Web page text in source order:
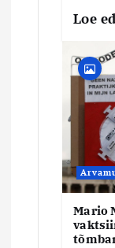
Loe
Mario